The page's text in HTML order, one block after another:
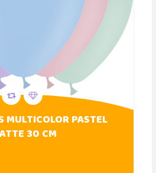
MULTICOLOR PASTEL
30 CM